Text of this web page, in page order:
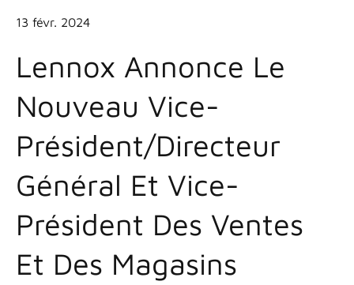
13 févr. 2024
Lennox Annonce Le
Nouveau Vice-
Président/directeur
Général Et Vice-
Président Des Ventes
Et Des Magasins